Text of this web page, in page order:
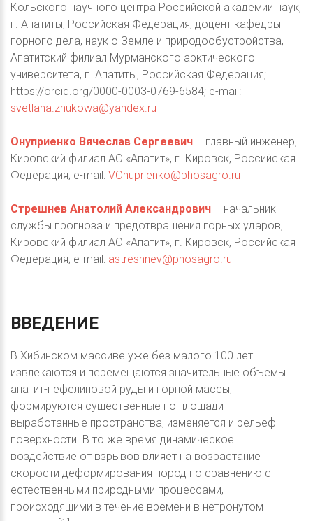
Кольского научного центра Российской академии наук,
г. Апатиты, Российская Федерация; доцент кафедры
горного дела, наук о Земле и природообустройства,
Апатитский филиал Мурманского арктического
университета, г. Апатиты, Российская Федерация;
https://orcid.org/0000-0003-0769-6584; e-mail:
svetlana.zhukowa@yandex.ru
Онуприенко Вячеслав Сергеевич – главный инженер,
Кировский филиал АО «Апатит», г. Кировск, Российская
Федерация; e-mail: VOnuprienko@phosagro.ru
Стрешнев Анатолий Александрович – начальник
службы прогноза и предотвращения горных ударов,
Кировский филиал АО «Апатит», г. Кировск, Российская
Федерация; e-mail: astreshnev@phosagro.ru
ВВЕДЕНИЕ
В Хибинском массиве уже без малого 100 лет
извлекаются и перемещаются значительные объемы
апатит-нефелиновой руды и горной массы,
формируются существенные по площади
выработанные пространства, изменяется и рельеф
поверхности. В то же время динамическое
воздействие от взрывов влияет на возрастание
скорости деформирования пород по сравнению с
естественными природными процессами,
происходящими в течение времени в нетронутом